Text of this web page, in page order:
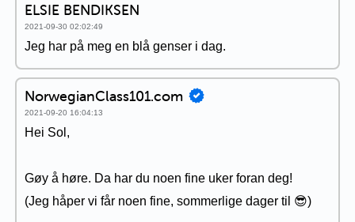
ELSIE BENDIKSEN
2021-09-30 02:02:49
Jeg har på meg en blå genser i dag.
NorwegianClass101.com
2021-09-20 16:04:13
Hei Sol,
Gøy å høre. Da har du noen fine uker foran deg!
(Jeg håper vi får noen fine, sommerlige dager til 😎)